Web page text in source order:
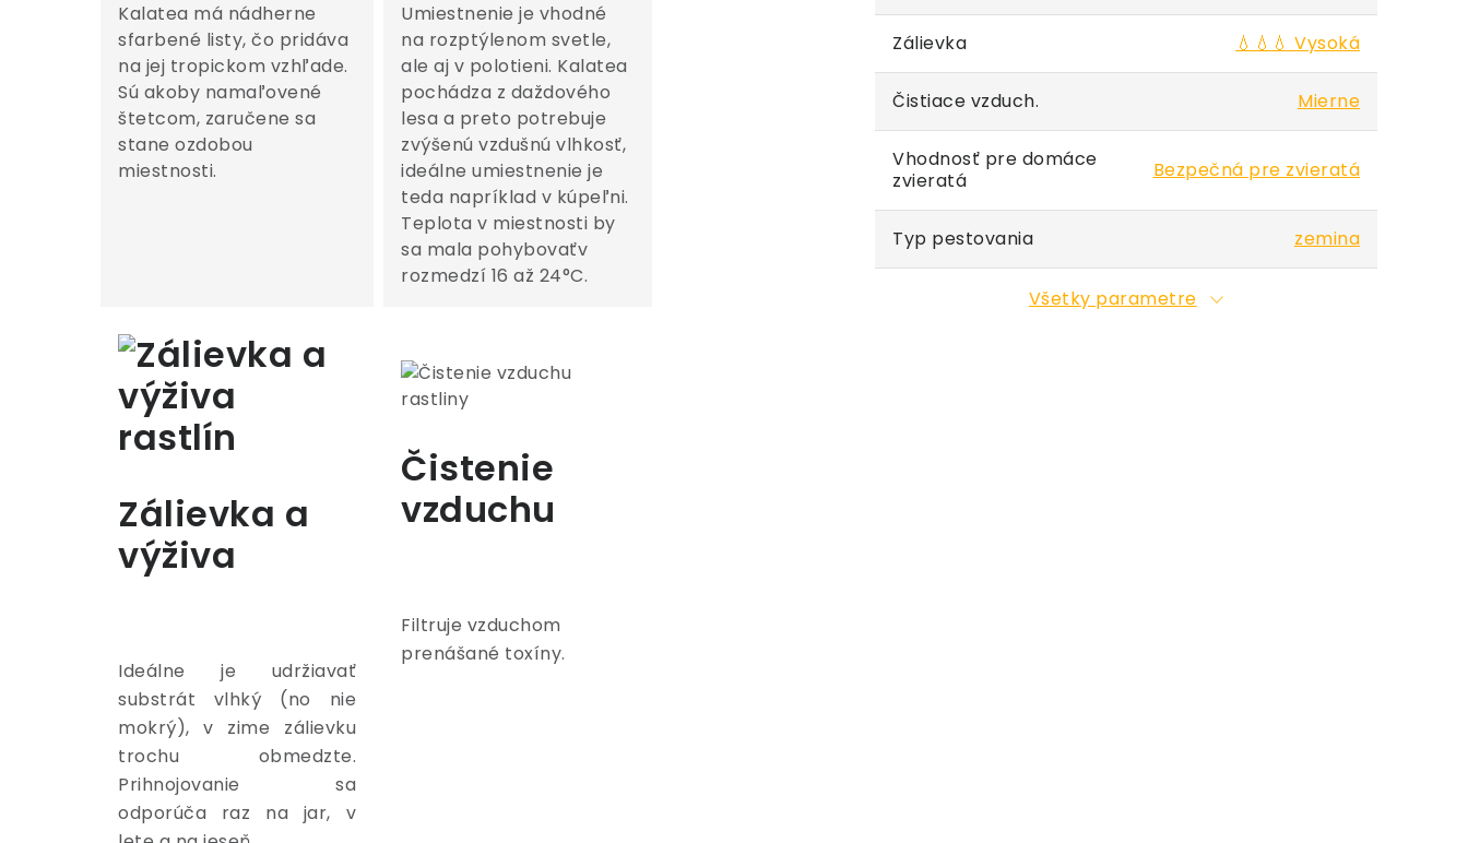
Kalatea má nádherne
sfarbené listy, čo pridáva
na jej tropickom vzhľade.
Sú akoby namaľovené
štetcom, zaručene sa
stane ozdobou
miestnosti.
Umiestnenie je vhodné
na rozptýlenom svetle,
ale aj v polotieni. Kalatea
pochádza z daždového
lesa a preto potrebuje
zvýšenú vzdušnú vlhkosť,
ideálne umiestnenie je
teda napríklad v kúpeľni.
Teplota v miestnosti by
sa mala pohybovaťv
rozmedzí 16 až 24°C.
Zálievka a
výživa
Ideálne je udržiavať
substrát vlhký (no nie
mokrý), v zime zálievku
trochu obmedzte.
Prihnojovanie sa
odporúča raz na jar, v
Čistenie
vzduchu
Filtruje vzduchom
prenášané toxíny.
Zálievka 💧💧💧 Vysoká
Čistiace vzduch. Mierne
Vhodnosť pre domáce
zvieratá
Bezpečná pre zvieratá
Typ pestovania zemina
Všetky parametre